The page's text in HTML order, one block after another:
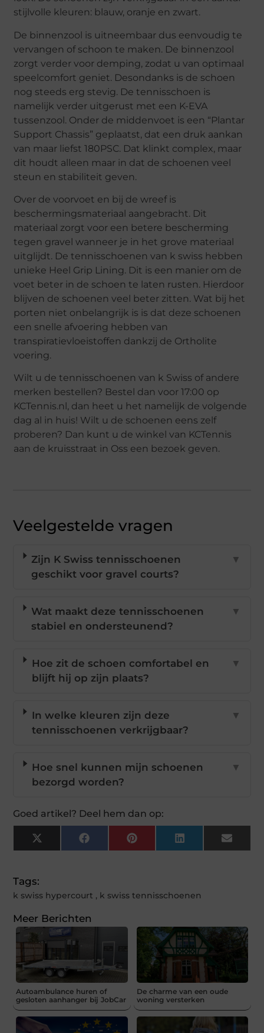
stijlvolle kleuren: blauw, oranje en zwart.
De binnenzool is uitneembaar dus eenvoudig te
vervangen of schoon te maken. De binnenzool
zorgt verder voor demping, zodat u van optimaal
speelcomfort geniet. Desondanks is de schoen
nog steeds erg stevig. De tennisschoen is
namelijk verder uitgerust met een K-EVA
tussenzool. Onder de middenvoet is een “Plantar
Support Chassis” geplaatst, dat een druk aankan
van maar liefst 180PSC. Dat klinkt complex, maar
dit houdt alleen maar in dat de schoenen veel
steun en stabiliteit geven.
Over de voorvoet en bij de wreef is
beschermingsmateriaal aangebracht. Dit
materiaal zorgt voor een betere bescherming
tegen gravel wanneer je in het grove materiaal
uitglijdt. De tennisschoenen van k swiss hebben
unieke Heel Grip Lining. Dit is een manier om de
voet beter in de schoen te laten rusten. Hierdoor
blijven de schoenen veel beter zitten. Wat bij het
porten niet onbelangrijk is is dat deze schoenen
een snelle afvoering hebben van
transpiratievloeistoffen dankzij de Ortholite
voering.
Wilt u de tennisschoenen van k Swiss of andere
merken bestellen? Bestel dan voor 17:00 op
KCTennis.nl, dan heet u het namelijk de volgende
dag al in huis! Wilt u de schoenen eens zelf
proberen? Dan kunt u de winkel van KCTennis
aan de kruisstraat in Oss een bezoek geven.
Veelgestelde vragen
Zijn K Swiss tennisschoenen
geschikt voor gravel courts?
▼
Wat maakt deze tennisschoenen
stabiel en ondersteunend?
▼
Hoe zit de schoen comfortabel en
blijft hij op zijn plaats?
▼
In welke kleuren zijn deze
tennisschoenen verkrijgbaar?
▼
Hoe snel kunnen mijn schoenen
bezorgd worden?
▼
Goed artikel? Deel hem dan op:
X
(Twitter)
FacebookPinterestLinkedInEmail
Tags:
k swiss hypercourt , k swiss tennisschoenen
Meer Berichten
Autoambulance huren of
gesloten aanhanger bij JobCar
De charme van een oude
woning versterken